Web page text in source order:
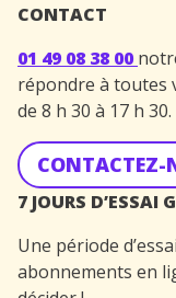
CONTACT
01 49 08 38 00
répondre à toutes
de 8 h 30 à 17 h 30.
CONTACTEZ-
7 JOURS D’ESSAI
Une période
abonnements en